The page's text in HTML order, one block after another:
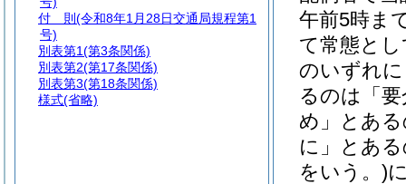
午前5時ま
て常態と
のいずれ
るのは「
め」とあ
に」とあ
をいう。)
付 則 (令和8年1月28日交通局規程第1
号)
別表第1(第3条関係)
別表第2(第17条関係)
別表第3(第18条関係)
様式(省略)